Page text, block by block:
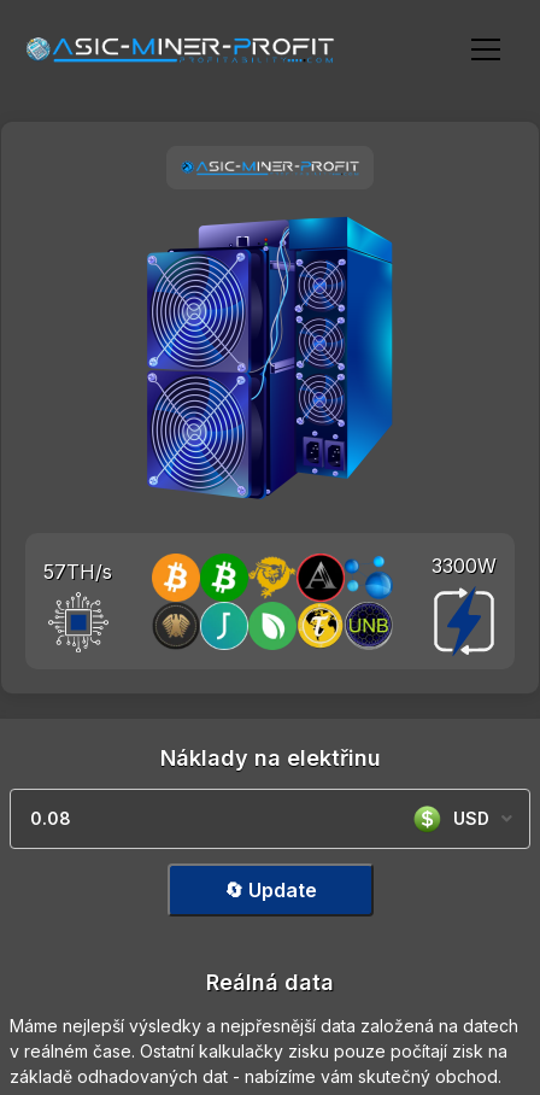
57TH/s 3300W
Náklady na elektřinu
USD
🔄 Update
Reálná data
Máme nejlepší výsledky a nejpřesnější data založená na datech
v reálném čase. Ostatní kalkulačky zisku pouze počítají zisk na
základě odhadovaných dat - nabízíme vám skutečný obchod.